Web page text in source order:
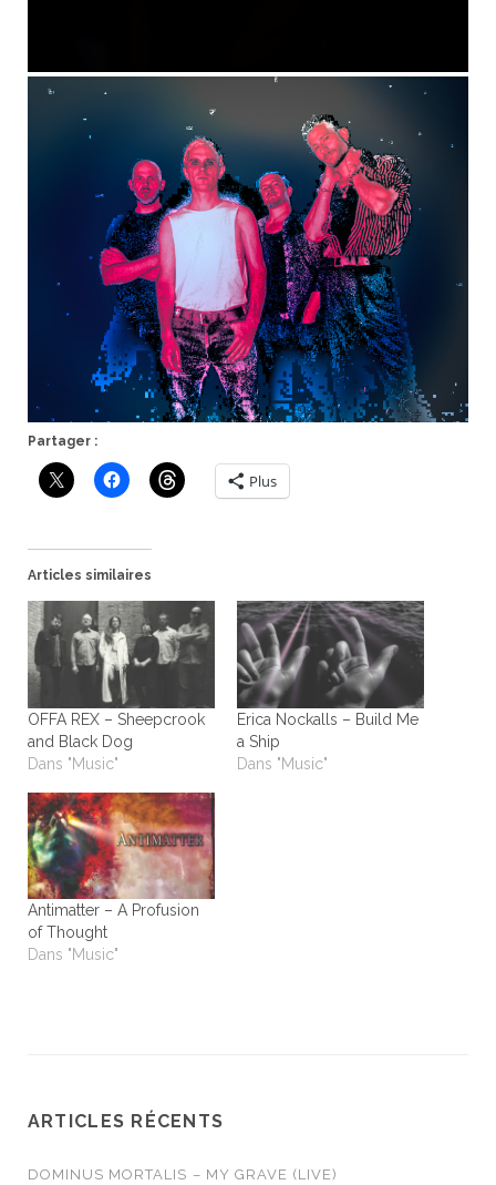
Partager :
Plus
Articles similaires
OFFA REX – Sheepcrook
and Black Dog
Dans "Music"
Erica Nockalls – Build Me
a Ship
Dans "Music"
Antimatter – A Profusion
of Thought
Dans "Music"
ARTICLES RÉCENTS
DOMINUS MORTALIS – MY GRAVE (LIVE)